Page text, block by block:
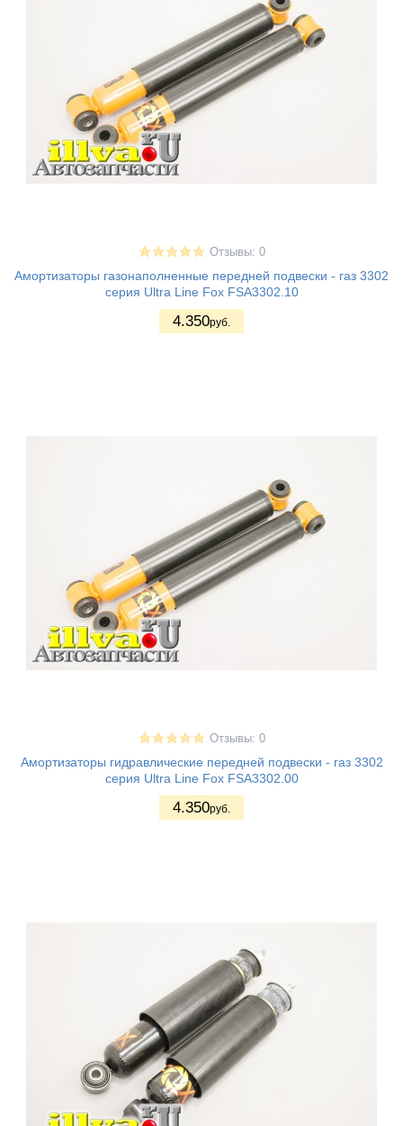
Отзывы: 0
Амортизаторы газонаполненные передней подвески - газ 3302
серия Ultra Line Fox FSA3302.10
4.350руб.
Отзывы: 0
Амортизаторы гидравлические передней подвески - газ 3302
серия Ultra Line Fox FSA3302.00
4.350руб.